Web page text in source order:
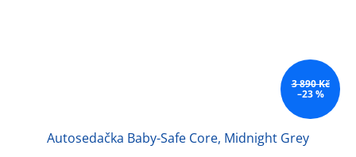
3 890 Kč
–23 %
Autosedačka Baby-Safe Core, Midnight Grey